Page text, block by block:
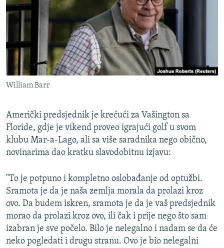
William Barr
Američki predsjednik je krećući za Vašington sa
Floride, gdje je vikend proveo igrajući golf u svom
klubu Mar-a-Lago, ali sa više saradnika nego obično,
novinarima dao kratku slavodobitnu izjavu:
"To je potpuno i kompletno oslobađanje od optužbi.
Sramota je da je naša zemlja morala da prolazi kroz
ovo. Da budem iskren, sramota je da je vaš predsjednik
morao da prolazi kroz ovo, ili čak i prije nego što sam
izabran je sve počelo. Bilo je nelegalno i nadam se da će
neko pogledati i drugu stranu. Ovo je bio nelegalni